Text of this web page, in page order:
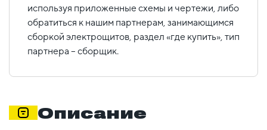
используя приложенные схемы и чертежи, либо
обратиться к нашим партнерам, занимающимся
сборкой электрощитов, раздел «где купить», тип
партнера – сборщик.
Описание